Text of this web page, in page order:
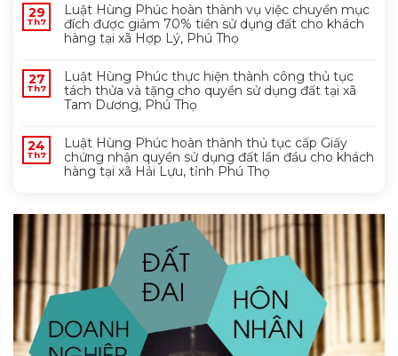
29
Th7
Luật Hùng Phúc hoàn thành vụ việc chuyển mục
đích được giảm 70% tiền sử dụng đất cho khách
hàng tại xã Hợp Lý, Phú Thọ
27
Th7
Luật Hùng Phúc thực hiện thành công thủ tục
tách thửa và tặng cho quyền sử dụng đất tại xã
Tam Dương, Phú Thọ
24
Th7
Luật Hùng Phúc hoàn thành thủ tục cấp Giấy
chứng nhận quyền sử dụng đất lần đầu cho khách
hàng tại xã Hải Lựu, tỉnh Phú Thọ